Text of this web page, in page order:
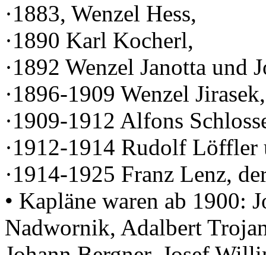
·1883, Wenzel Hess,
·1890 Karl Kocherl,
·1892 Wenzel Janotta und
·1896-1909 Wenzel Jirasek,
·1909-1912 Alfons
·1912-1914 Rudolf Löffler
·1914-1925 Franz Lenz,
• Kapläne waren ab 1900:
Nadwornik, Adalbert